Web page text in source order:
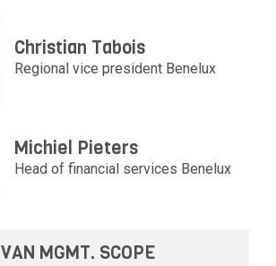
Christian Tabois
Regional vice president Benelux
Michiel Pieters
Head of financial services Benelux
MGMT. SCOPE